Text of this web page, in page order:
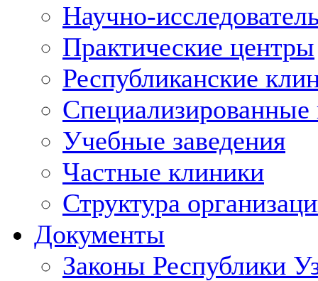
Научно-
Практические центры
Республиканские
Учебные заведения
Частные клиники
Структура
Документы
Законы Республики